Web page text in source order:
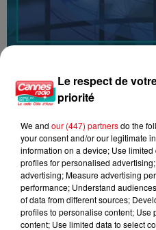
Le respect de
priorité
We and our (447) partnersdo the
your consent and/or our legitimate
information on a device; Use
profiles for personalised
advertising; Measure advertising
performance; Understand
of data from different sources;
profiles to personalise content; Use
content; Use limited data to select